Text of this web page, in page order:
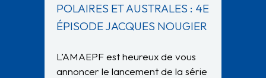
POLAIRES ET AUSTRALES : 4E
ÉPISODE JACQUES NOUGIER
L’AMAEPF est heureux de vous
annoncer le lancement de la série